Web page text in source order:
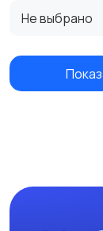
Не выбрано